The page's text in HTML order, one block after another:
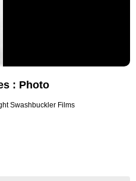
: Photo
Swashbuckler Films